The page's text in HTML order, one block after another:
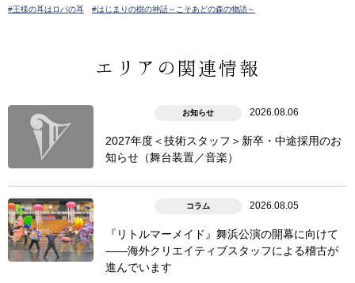
#王様の耳はロバの耳 #はじまりの樹の神話～こそあどの森の物語～
エリアの関連情報
お知らせ 2026.08.06
2027年度＜技術スタッフ＞新卒・中途採用のお
知らせ（舞台装置／音楽）
コラム 2026.08.05
『リトルマーメイド』舞浜公演の開幕に向けて
――海外クリエイティブスタッフによる稽古が
進んでいます